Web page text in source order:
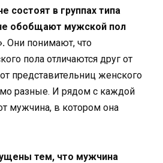
в группах типа
обобщают мужской пол
Они понимают, что
пола отличаются друг от
представительниц женского
разные. И рядом с каждой
мужчина, в котором она
тем, что мужчина